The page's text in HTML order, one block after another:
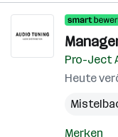
Pro-Ject
Heute
Merken